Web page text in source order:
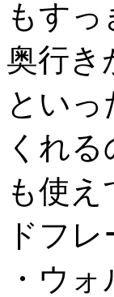
もす
奥行き
とい
くれ
も使
ドフ
・ウ